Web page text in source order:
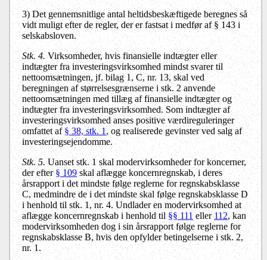
3) Det gennemsnitlige antal heltidsbeskæftigede beregnes så
vidt muligt efter de regler, der er fastsat i medfør af § 143 i
selskabsloven.
Stk. 4.Virksomheder, hvis finansielle indtægter eller
indtægter fra investeringsvirksomhed mindst svarer til
nettoomsætningen, jf. bilag 1, C, nr. 13, skal ved
beregningen af størrelsesgrænserne i stk. 2 anvende
nettoomsætningen med tillæg af finansielle indtægter og
indtægter fra investeringsvirksomhed. Som indtægter af
investeringsvirksomhed anses positive værdireguleringer
omfattet af§ 38, stk. 1 , og realiserede gevinster ved salg af
investeringsejendomme.
Stk. 5. Uanset stk. 1 skal modervirksomheder for koncerner,
der efter§ 109skal aflægge koncernregnskab, i deres
årsrapport i det mindste følge reglerne for regnskabsklasse
C, medmindre de i det mindste skal følge regnskabsklasse D
i henhold til stk. 1, nr. 4. Undlader en modervirksomhed at
aflægge koncernregnskab i henhold til§§ 111eller112, kan
modervirksomheden dog i sin årsrapport følge reglerne for
regnskabsklasse B, hvis den opfylder betingelserne i stk. 2,
nr. 1.